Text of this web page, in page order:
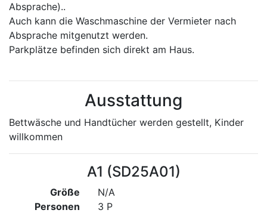
Absprache)..
Auch kann die Waschmaschine der Vermieter nach
Absprache mitgenutzt werden.
Parkplätze befinden sich direkt am Haus.
Ausstattung
Bettwäsche und Handtücher werden gestellt, Kinder
willkommen
A1 (SD25A01)
Größe
Personen
N/A
3 P